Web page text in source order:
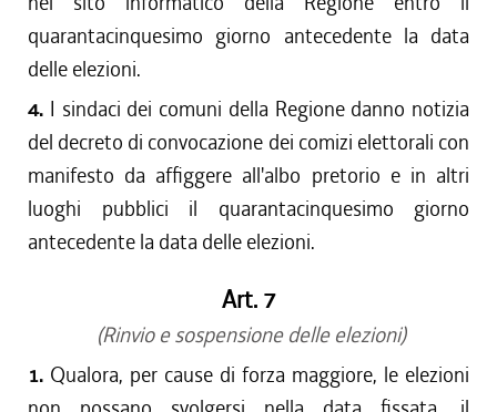
quarantacinquesimo giorno antecedente la data
delle elezioni.
4. I sindaci dei comuni della Regione danno notizia
del decreto di convocazione dei comizi elettorali con
manifesto da affiggere all'albo pretorio e in altri
luoghi pubblici il quarantacinquesimo giorno
antecedente la data delle elezioni.
Art. 7
(Rinvio e sospensione delle elezioni)
1. Qualora, per cause di forza maggiore, le elezioni